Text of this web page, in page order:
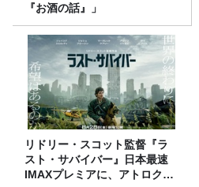
『お酒の話』」
リドリー・スコット監督『ラ
スト・サバイバー』日本最速
IMAXプレミアに、アトロクリ